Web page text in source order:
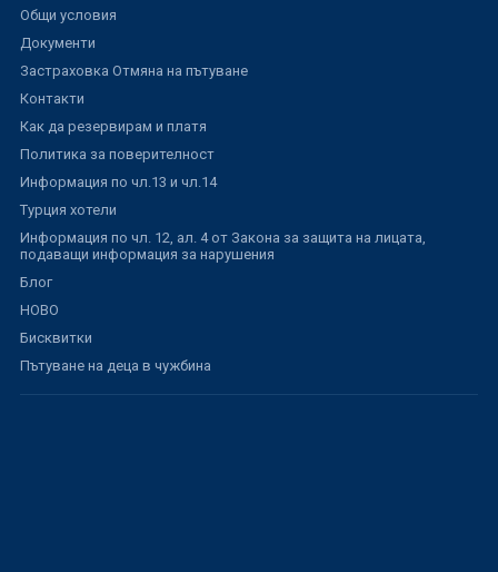
Общи условия
Документи
Застраховка Отмяна на пътуване
Контакти
Как да резервирам и платя
Политика за поверителност
Информация по чл.13 и чл.14
Турция хотели
Информация по чл. 12, ал. 4 от Закона за защита на лицата,
подаващи информация за нарушения
Блог
НОВО
Бисквитки
Пътуване на деца в чужбина